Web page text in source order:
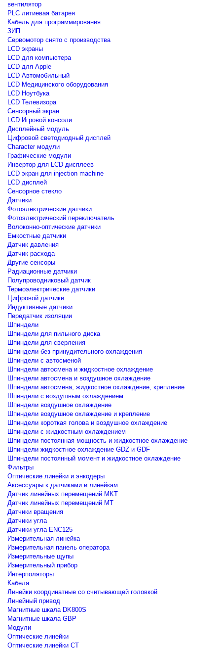
вентилятор
PLC литиевая батарея
Кабель для программирования
ЗИП
Сервомотор снято с производства
LCD экраны
LCD для компьютера
LCD для Apple
LCD Автомобильный
LCD Медицинского оборудования
LCD Ноутбука
LCD Телевизора
Сенсорный экран
LCD Игровой консоли
Дисплейный модуль
Цифровой светодиодный дисплей
Сharacter модули
Графические модули
Инвертор для LCD дисплеев
LCD экран для injection machine
LCD дисплей
Сенсорное стекло
Датчики
Фотоэлектрические датчики
Фотоэлектрический переключатель
Волоконно-оптические датчики
Емкостные датчики
Датчик давления
Датчик расхода
Другие сенсоры
Радиационные датчики
Полупроводниковый датчик
Термоэлектрические датчики
Цифровой датчики
Индуктивные датчики
Передатчик изоляции
Шпиндели
Шпиндели для пильного диска
Шпиндели для сверления
Шпиндели без принудительного охлаждения
Шпиндели с автосменой
Шпиндели автосмена и жидкостное охлаждение
Шпиндели автосмена и воздушное охлаждение
Шпиндели автосмена, жидкостное охлаждение, крепление
Шпиндели с воздушным охлаждением
Шпиндели воздушное охлаждение
Шпиндели воздушное охлаждение и крепление
Шпиндели короткая голова и воздушное охлаждение
Шпиндели с жидкостным охлаждением
Шпиндели постоянная мощность и жидкостное охлаждение
Шпиндели жидкостное охлаждение GDZ и GDF
Шпиндели постоянный момент и жидкостное охлаждение
Фильтры
Оптические линейки и энкодеры
Аксессуары к датчиками и линейкам
Датчик линейных перемещений MKT
Датчик линейных перемещений MT
Датчики вращения
Датчики угла
Датчики угла ENC125
Измерительная линейка
Измерительная панель оператора
Измерительные щупы
Измерительный прибор
Интерполяторы
Кабеля
Линейки координатные со считывающей головкой
Линейный привод
Магнитные шкала DK800S
Магнитные шкала GBP
Модули
Оптические линейки
Оптические линейки CT